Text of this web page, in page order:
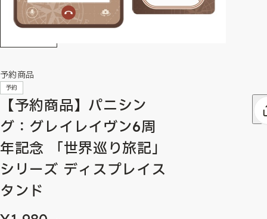
予約商品
予約
【予約商品】パニシン
グ：グレイレイヴン6周
年記念 「世界巡り旅記」
シリーズ ディスプレイス
タンド